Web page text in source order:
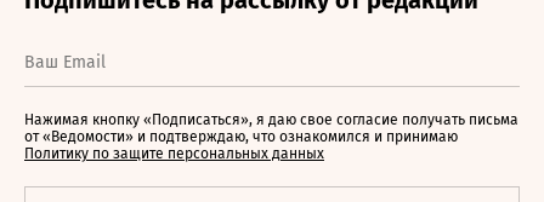
Нажимая кнопку «Подписаться», я даю свое согласие получать письма
от «Ведомости» и подтверждаю, что ознакомился и принимаю
Политику по защите персональных данных